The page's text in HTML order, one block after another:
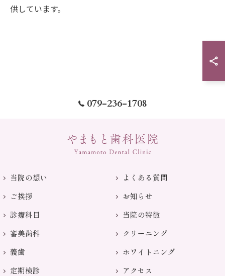
供しています。
079-236-1708
当院の想い
よくある質問
ご挨拶
お知らせ
診療科目
当院の特徴
審美歯科
クリーニング
義歯
ホワイトニング
定期検診
アクセス